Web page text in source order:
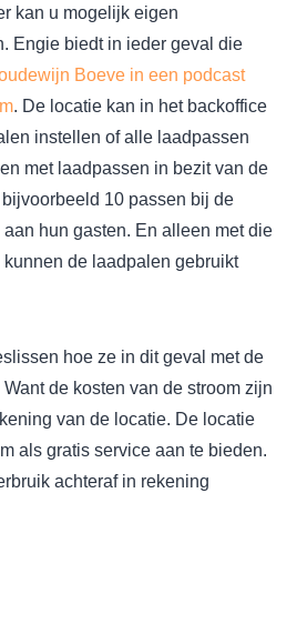
kan u mogelijk eigen
Engie biedt in ieder geval die
Boeve in een podcast
. De locatie kan in het backoffice
instellen of alle laadpassen
met laadpassen in bezit van de
10 passen bij de
hun gasten. En alleen met die
de laadpalen gebruikt
hoe ze in dit geval met de
de kosten van de stroom zijn
van de locatie. De locatie
als gratis service aan te bieden.
achteraf in rekening